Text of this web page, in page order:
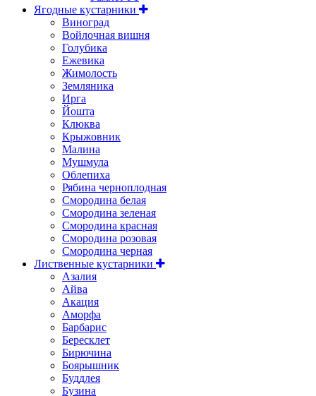
Ягодные кустарники
Виноград
Войлочная вишня
Голубика
Ежевика
Жимолость
Земляника
Ирга
Йошта
Клюква
Крыжовник
Малина
Мушмула
Облепиха
Рябина черноплодная
Смородина белая
Смородина зеленая
Смородина красная
Смородина розовая
Смородина черная
Лиственные кустарники
Азалия
Айва
Акация
Аморфа
Барбарис
Бересклет
Бирючина
Боярышник
Буддлея
Бузина